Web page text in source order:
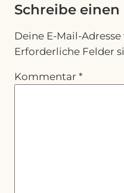
Schreibe
Deine E-Mail-
Erforderliche Felder
Kommentar *